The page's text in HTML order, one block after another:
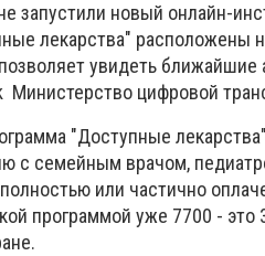
запустили новый онлайн-
лекарства" расположены
увидеть ближайшие
Министерство цифровой
"Доступные
с семейным врачом,
или частично
программой уже 7700 -